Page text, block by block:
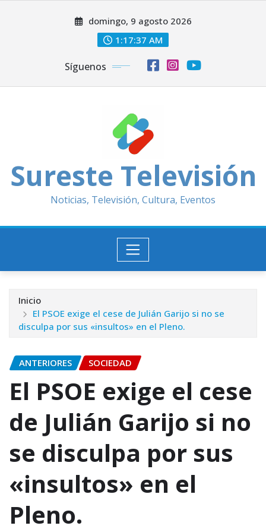
domingo, 9 agosto 2026
1:17:39 AM
Síguenos
Sureste Televisión
Noticias, Televisión, Cultura, Eventos
Inicio
El PSOE exige el cese de Julián Garijo si no se
disculpa por sus «insultos» en el Pleno.
ANTERIORES SOCIEDAD
El PSOE exige el cese
de Julián Garijo si no
se disculpa por sus
«insultos» en el
Pleno.